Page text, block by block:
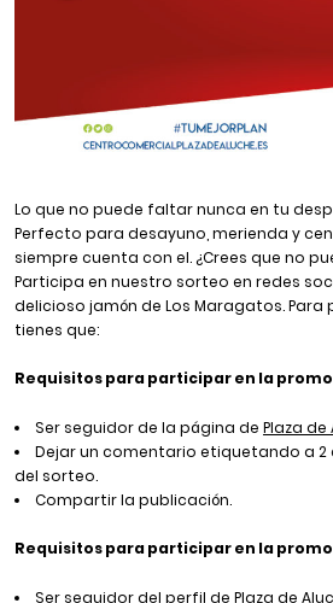
Lo que no puede faltar nunca en tu
Perfecto para desayuno, merienda y
siempre cuenta con el. ¿Crees que no
Participa en nuestro sorteo en redes
delicioso jamón de Los Maragatos.
tienes que:
Requisitos para participar en la
Ser seguidor de la página de Plaza de
Dejar un comentario etiquetando a 2
del sorteo.
Compartir la publicación.
Requisitos para participar en la
Ser seguidor del perfil de Plaza de